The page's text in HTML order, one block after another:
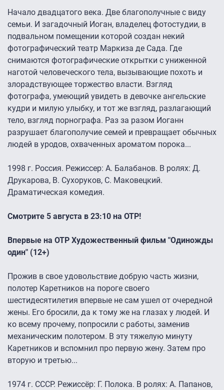
Начало двадцатого века. Две благополучные с виду
семьи. И загадочный Иоган, владелец фотостудии, в
подвальном помещении которой создан некий
фотографический театр Маркиза де Сада. Где
снимаются фотографические открытки с униженной
наготой человеческого тела, вызывающие похоть и
злорадствующее торжество власти. Взгляд
фотографа, умеющий увидеть в девочке ангельские
кудри и милую улыбку, и тот же взгляд, разлагающий
тело, взгляд порнографа. Раз за разом Иоганн
разрушает благополучие семей и превращает обычных
людей в уродов, охваченных ароматом порока...
1998 г. Россия. Режиссер: А. Балабанов. В ролях: Д.
Друкарова, В. Сухоруков, С. Маковецкий.
Драматическая комедия.
Смотрите 5 августа в 23:10 на ОТР!
Впервые на ОТР Художественный фильм "Одиножды
один" (12+)
Прожив в свое удовольствие добрую часть жизни,
полотер Каретников на пороге своего
шестидесятилетия впервые не сам ушел от очередной
жены. Его бросили, да к тому же на глазах у людей. И
ко всему прочему, попросили с работы, заменив
механическим полотером. В эту тяжелую минуту
Каретников и вспомнил про первую жену. Затем про
вторую и третью...
1974 г. СССР. Режиссёр: Г. Полока. В ролях: А. Папанов,